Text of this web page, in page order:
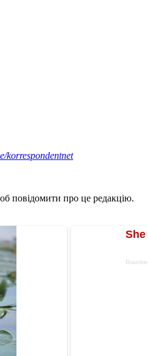
korrespondentnet
повідомити про це редакцію.